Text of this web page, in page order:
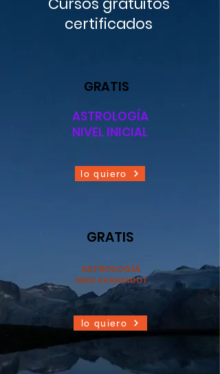
certificados
ASTROLOGÍA
NIVEL INICIAL
GRATIS
lo quiero
ASTROLOGÍA
NIVEL AVANZADO 1
GRATIS
lo quiero